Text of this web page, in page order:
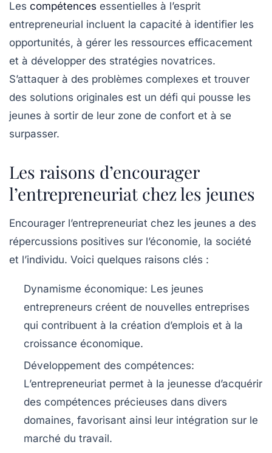
Les compétences essentielles à l’esprit
entrepreneurial incluent la capacité à identifier les
opportunités, à gérer les ressources efficacement
et à développer des stratégies novatrices.
S’attaquer à des problèmes complexes et trouver
des solutions originales est un défi qui pousse les
jeunes à sortir de leur zone de confort et à se
surpasser.
Les raisons d’encourager
l’entrepreneuriat chez les jeunes
Encourager l’entrepreneuriat chez les jeunes a des
répercussions positives sur l’économie, la société
et l’individu. Voici quelques raisons clés :
Dynamisme économique: Les jeunes
entrepreneurs créent de nouvelles entreprises
qui contribuent à la création d’emplois et à la
croissance économique.
Développement des compétences:
L’entrepreneuriat permet à la jeunesse d’acquérir
des compétences précieuses dans divers
domaines, favorisant ainsi leur intégration sur le
marché du travail.